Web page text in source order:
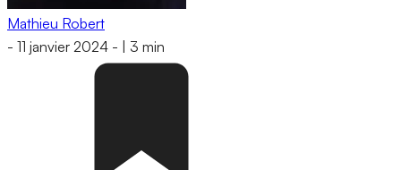
Mathieu Robert
- 11 janvier 2024 - 3 min